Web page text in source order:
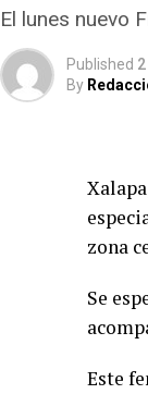
El lunes nuevo
Published
By
zona
Se
Este